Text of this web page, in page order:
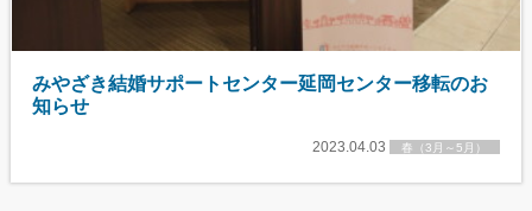
みやざき結婚サポートセンター延岡センター移転のお
知らせ
2023.04.03 春（3月～5月）